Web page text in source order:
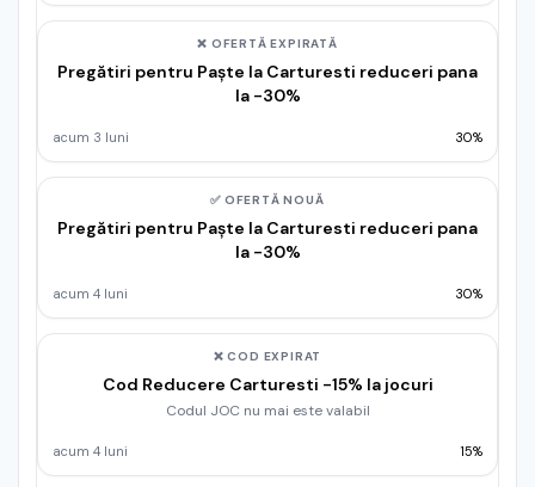
❌ OFERTĂ EXPIRATĂ
Pregătiri pentru Paște la Carturesti reduceri pana
la -30%
acum 3 luni 30%
✅ OFERTĂ NOUĂ
Pregătiri pentru Paște la Carturesti reduceri pana
la -30%
acum 4 luni 30%
❌ COD EXPIRAT
Cod Reducere Carturesti -15% la jocuri
Codul JOC nu mai este valabil
acum 4 luni 15%